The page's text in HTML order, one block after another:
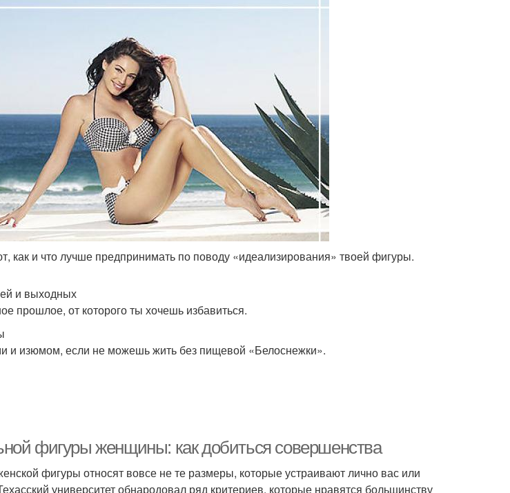
как и что лучше предпринимать по поводу «идеализирования» твоей фигуры.
и выходных
прошлое, от которого ты хочешь избавиться.
и изюмом, если не можешь жить без пищевой «Белоснежки».
фигуры женщины: как добиться совершенства
фигуры относят вовсе не те размеры, которые устраивают лично вас или
университет обнародовал ряд критериев, которые нравятся большинству